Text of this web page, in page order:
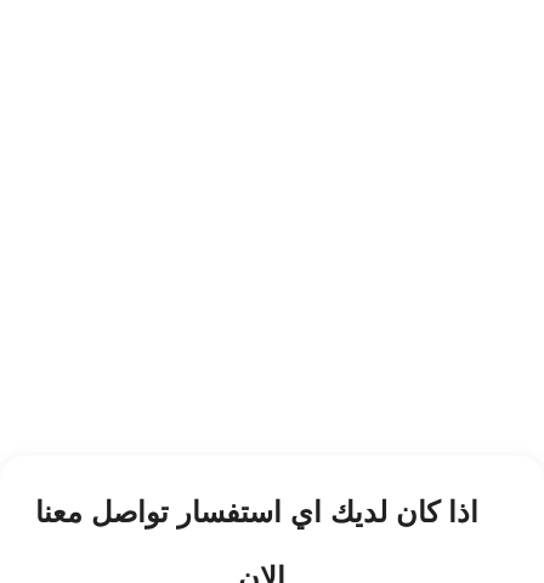
اذا كان لديك اي استفسار تواصل معنا